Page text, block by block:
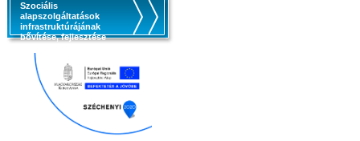
Szociális
alapszolgáltatások
infrastruktúrájának
bővítése, fejlesztése